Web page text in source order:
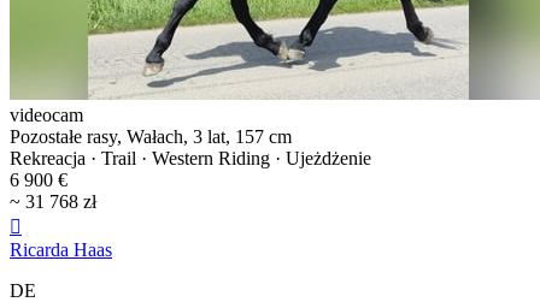
videocam
Pozostałe rasy, Wałach, 3 lat, 157 cm
Rekreacja · Trail · Western Riding · Ujeżdżenie
6 900 €
~ 31 768 zł

Ricarda Haas
DE